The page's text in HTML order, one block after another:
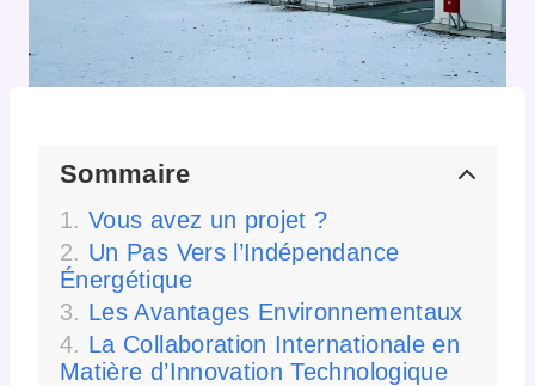
Sommaire
Vous avez un projet ?
Un Pas Vers l’Indépendance
Énergétique
Les Avantages Environnementaux
La Collaboration Internationale en
Matière d’Innovation Technologique